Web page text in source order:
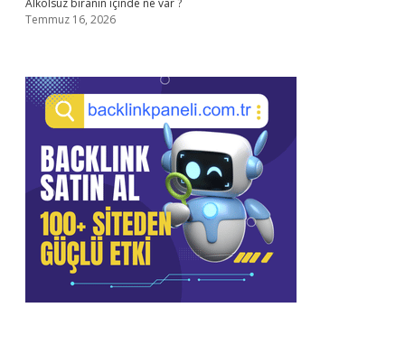
Alkolsüz biranın içinde ne var ?
Temmuz 16, 2026